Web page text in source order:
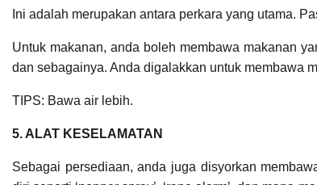
Ini adalah merupakan antara perkara yang utama.
Untuk makanan, anda boleh membawa makanan
dan sebagainya. Anda digalakkan untuk membawa
TIPS: Bawa air lebih.
5. ALAT KESELAMATAN
Sebagai persediaan, anda juga disyorkan